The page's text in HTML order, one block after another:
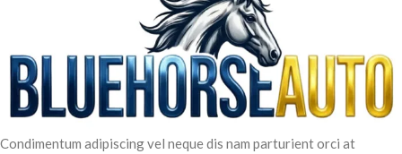
Condimentum adipiscing vel neque dis nam parturient orci at